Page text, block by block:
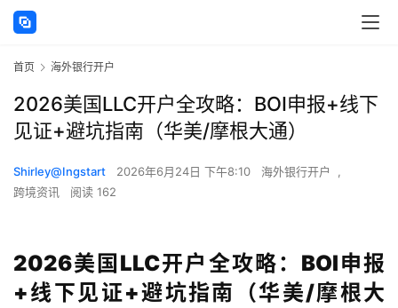
首页 海外银行开户
2026美国LLC开户全攻略：BOI申报+线下
见证+避坑指南（华美/摩根大通）
Shirley@Ingstart 2026年6月24日 下午8:10 海外银行开户
,
跨境资讯
阅读 162
2026美国LLC开户全攻略：BOI申报
+线下见证+避坑指南（华美/摩根大